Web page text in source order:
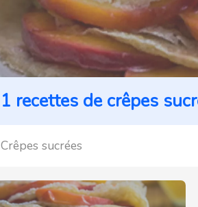
1 recettes de crêpes
Crêpes sucrées